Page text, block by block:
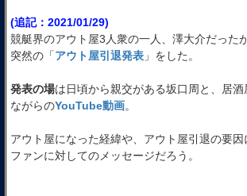
(追記：2021/01/29)
競艇界のアウト屋3人衆の一人、澤大介だったが
突然の「アウト屋引退発表 」をした。
発表の場は日頃から親交がある坂口周と、居酒
ながらのYouTube動画。
アウト屋になった経緯や、アウト屋引退の要因
ファンに対してのメッセージだろう。